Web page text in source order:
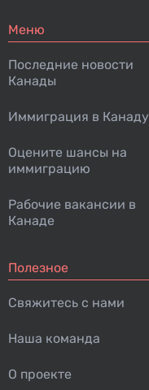
Меню
Последние новости
Канады
Иммиграция в Канаду
Оцените шансы на
иммиграцию
Рабочие вакансии в
Канаде
Полезное
Свяжитесь с нами
Наша команда
О проекте